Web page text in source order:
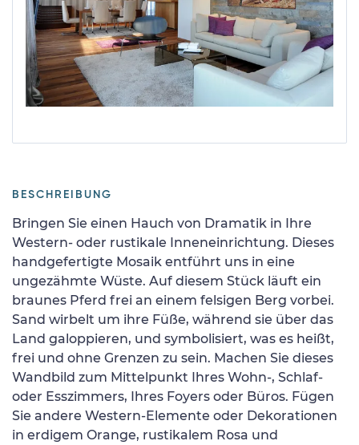
BESCHREIBUNG
Bringen Sie einen Hauch von Dramatik in Ihre
Western- oder rustikale Inneneinrichtung. Dieses
handgefertigte Mosaik entführt uns in eine
ungezähmte Wüste. Auf diesem Stück läuft ein
braunes Pferd frei an einem felsigen Berg vorbei.
Sand wirbelt um ihre Füße, während sie über das
Land galoppieren, und symbolisiert, was es heißt,
frei und ohne Grenzen zu sein. Machen Sie dieses
Wandbild zum Mittelpunkt Ihres Wohn-, Schlaf-
oder Esszimmers, Ihres Foyers oder Büros. Fügen
Sie andere Western-Elemente oder Dekorationen
in erdigem Orange, rustikalem Rosa und